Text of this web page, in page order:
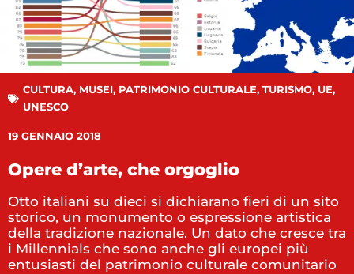
CULTURA, MUSEI, PATRIMONIO CULTURALE, TURISMO, UE,
UNESCO
19 GENNAIO 2018
Opere d’arte, che orgoglio
Otto italiani su dieci si dichiarano fieri di un sito
storico, un monumento o espressione artistica
della tradizione nazionale. Un dato che cresce tra
i Millennials che sono anche gli europei più
entusiasti del patrimonio culturale comunitario